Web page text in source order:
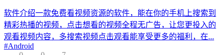
软件介绍一款免费看视频资源的软件，能在你的手机上搜索到
精彩热播的视频，点击想看的视频全程无广告，让您更投入的
观看视频内容，多搜索视频点击观看能享受更多的福利，在...
#Android